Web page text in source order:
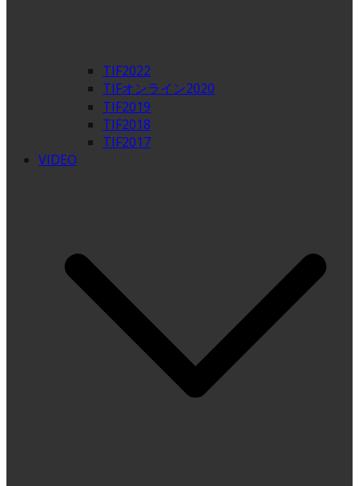
TIF2022
TIFオンライン2020
TIF2019
TIF2018
TIF2017
VIDEO